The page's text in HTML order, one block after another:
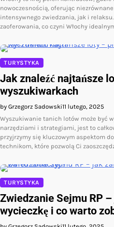
nowoczesnością, oferując
intensywnego zwiedzania, jak i
zaoferowania, co czyni Włochy
TURYSTYKA
Jak znaleźć najtańsze
wyszukiwarkach
by Grzegorz Sadowski11 lutego, 2025
Wyszukiwanie tanich lotów może być
narzędziami i strategiami, jest to
przyjrzymy się kluczowym aspektom
technikom, które pozwolą Ci
TURYSTYKA
Zwiedzanie Sejmu RP
wycieczkę i co warto